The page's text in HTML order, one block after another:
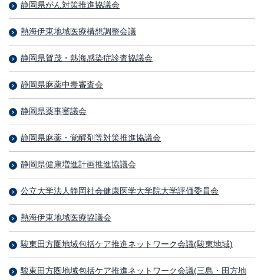
静岡県がん対策推進協議会
熱海伊東地域医療構想調整会議
静岡県賀茂・熱海感染症診査協議会
静岡県麻薬中毒審査会
静岡県薬事審議会
静岡県麻薬・覚醒剤等対策推進協議会
静岡県健康増進計画推進協議会
公立大学法人静岡社会健康医学大学院大学評価委員会
熱海伊東地域医療協議会
駿東田方圏地域包括ケア推進ネットワーク会議(駿東地域)
駿東田方圏地域包括ケア推進ネットワーク会議(三島・田方地